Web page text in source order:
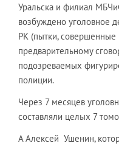
Уральска и филиал
возбуждено уголовное
РК (пытки, совершенные
предварительному
подозреваемых
полиции.
Через 7 месяцев
составляли целых 7
А Алексей Ушенин,